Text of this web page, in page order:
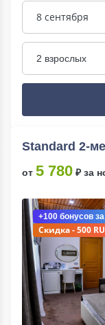
8 сентября
2 взрослых
Standard 2-
от 5 780 ₽ за
+100 бонусов
Скидка - 500